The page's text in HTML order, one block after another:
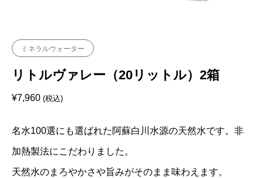
ミネラルウォーター
リトルヴァレー（20リットル）2箱
¥7,960 (税込)
名水100選にも選ばれた阿蘇白川水源の天然水です。非
加熱製法にこだわりました。
天然水のまろやかさや旨みがそのまま味わえます。